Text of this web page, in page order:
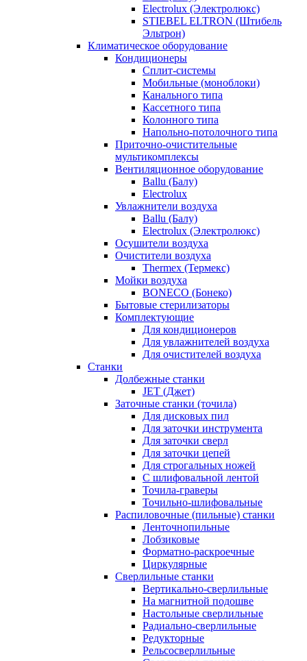
Electrolux (Электролюкс)
STIEBEL ELTRON (Штибель
Эльтрон)
Климатическое оборудование
Кондиционеры
Сплит-системы
Мобильные (моноблоки)
Канального типа
Кассетного типа
Колонного типа
Напольно-потолочного типа
Приточно-очистительные
мультикомплексы
Вентиляционное оборудование
Ballu (Балу)
Electrolux
Увлажнители воздуха
Ballu (Балу)
Electrolux (Электролюкс)
Осушители воздуха
Очистители воздуха
Thermex (Термекс)
Мойки воздуха
BONECO (Бонеко)
Бытовые стерилизаторы
Комплектующие
Для кондиционеров
Для увлажнителей воздуха
Для очистителей воздуха
Станки
Долбежные станки
JET (Джет)
Заточные станки (точила)
Для дисковых пил
Для заточки инструмента
Для заточки сверл
Для заточки цепей
Для строгальных ножей
С шлифовальной лентой
Точила-граверы
Точильно-шлифовальные
Распиловочные (пильные) станки
Ленточнопильные
Лобзиковые
Форматно-раскроечные
Циркулярные
Сверлильные станки
Вертикально-сверлильные
На магнитной подошве
Настольные сверлильные
Радиально-сверлильные
Редукторные
Рельсосверлильные